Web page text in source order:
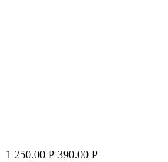
1 250.00 Р 390.00 Р